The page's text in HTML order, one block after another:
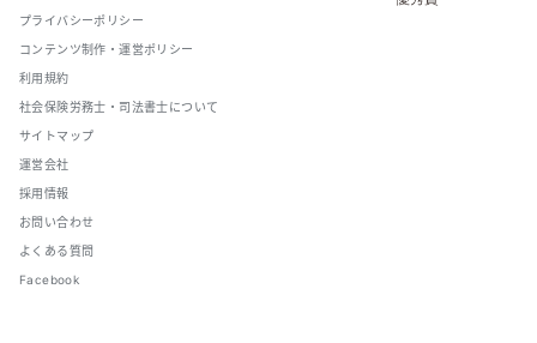
プライバシーポリシー
コンテンツ制作・運営ポリシー
利用規約
社会保険労務士・司法書士について
サイトマップ
運営会社
採用情報
お問い合わせ
よくある質問
Facebook